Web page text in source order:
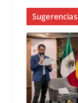
Sugerencias